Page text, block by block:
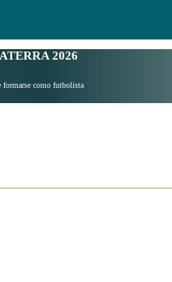
2026
formarse como futbolista